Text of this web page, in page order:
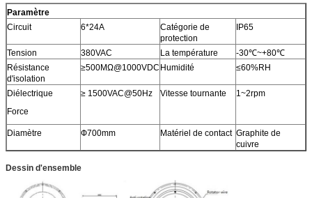
Paramètre
Circuit
6*24A
Catégorie de
protection
IP65
Tension 380VAC La température
-30℃~+80℃
Résistance
d'isolation
≥500MΩ@1000VDC Humidité ≤60%RH
Diélectrique
Force
≥ 1500VAC@50Hz Vitesse tournante 1~2rpm
Diamètre Ф700mm Matériel de contact Graphite de
cuivre
Dessin d'ensemble